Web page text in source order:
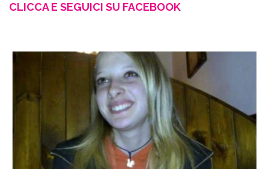
CLICCA E SEGUICI SU FACEBOOK